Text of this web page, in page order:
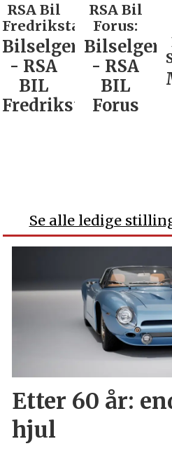
RSA Bil
Fredrikstad:
Bilselger
- RSA
BIL
Fredrikstad
RSA Bil
Forus:
Bilselger
- RSA
BIL
Forus
Se alle ledige
Etter 60 år:
hjul